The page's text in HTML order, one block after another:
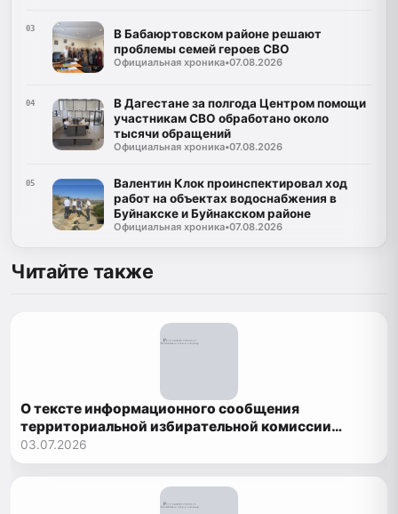
03
В Бабаюртовском районе решают
проблемы семей героев СВО
Официальная хроника•07.08.2026
04
В Дагестане за полгода Центром помощи
участникам СВО обработано около
тысячи обращений
Официальная хроника•07.08.2026
05
Валентин Клок проинспектировал ход
работ на объектах водоснабжения в
Буйнакске и Буйнакском районе
Официальная хроника•07.08.2026
Читайте также
О тексте информационного сообщения
территориальной избирательной комиссии
Рутульского района о приеме документов
03.07.2026